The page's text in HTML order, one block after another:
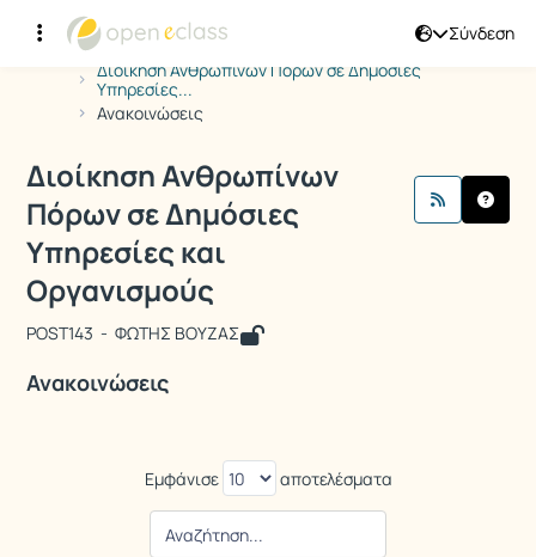
Σύνδεση
Αρχική Σελίδα
Διοίκηση Ανθρωπίνων Πόρων σε Δημόσιες
Υπηρεσίες...
Ανακοινώσεις
Μάθημα : Διοίκηση Ανθρωπίνων
Κωδικός : POST143
Διοίκηση Ανθρωπίνων
Πόρων σε Δημόσιες
Υπηρεσίες και
Οργανισμούς
POST143 - ΦΩΤΗΣ ΒΟΥΖΑΣ
Ανακοινώσεις
Εμφάνισε αποτελέσματα